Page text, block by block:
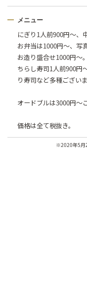
メニュー
にぎり1人前900円〜、
お弁当は1000円〜、写
お造り盛合せ1000円〜
ちらし寿司1人前900円
り寿司など多種ござい
オードブルは3000円〜
価格は全て税抜き。
※2020年5月